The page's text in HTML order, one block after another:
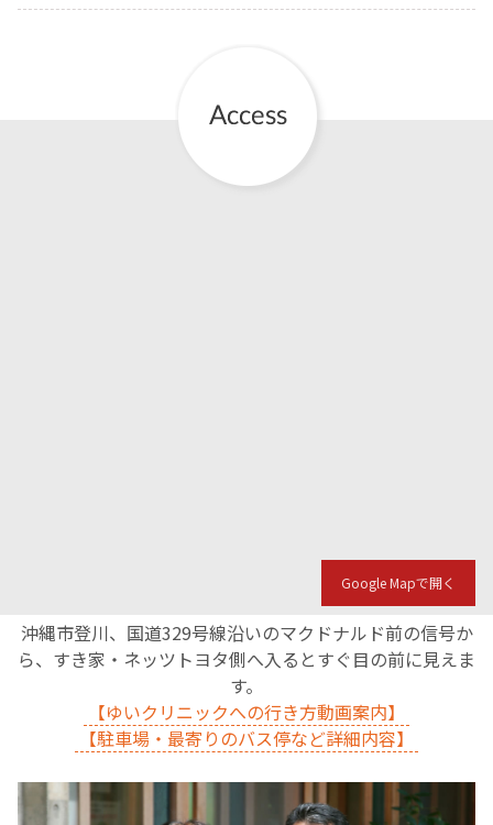
Google Mapで開く
沖縄市登川、国道329号線沿いのマクドナルド前の信号か
ら、すき家・ネッツトヨタ側へ入るとすぐ目の前に見えま
す。
【ゆいクリニックへの行き方動画案内】
【駐車場・最寄りのバス停など詳細内容】
お産について